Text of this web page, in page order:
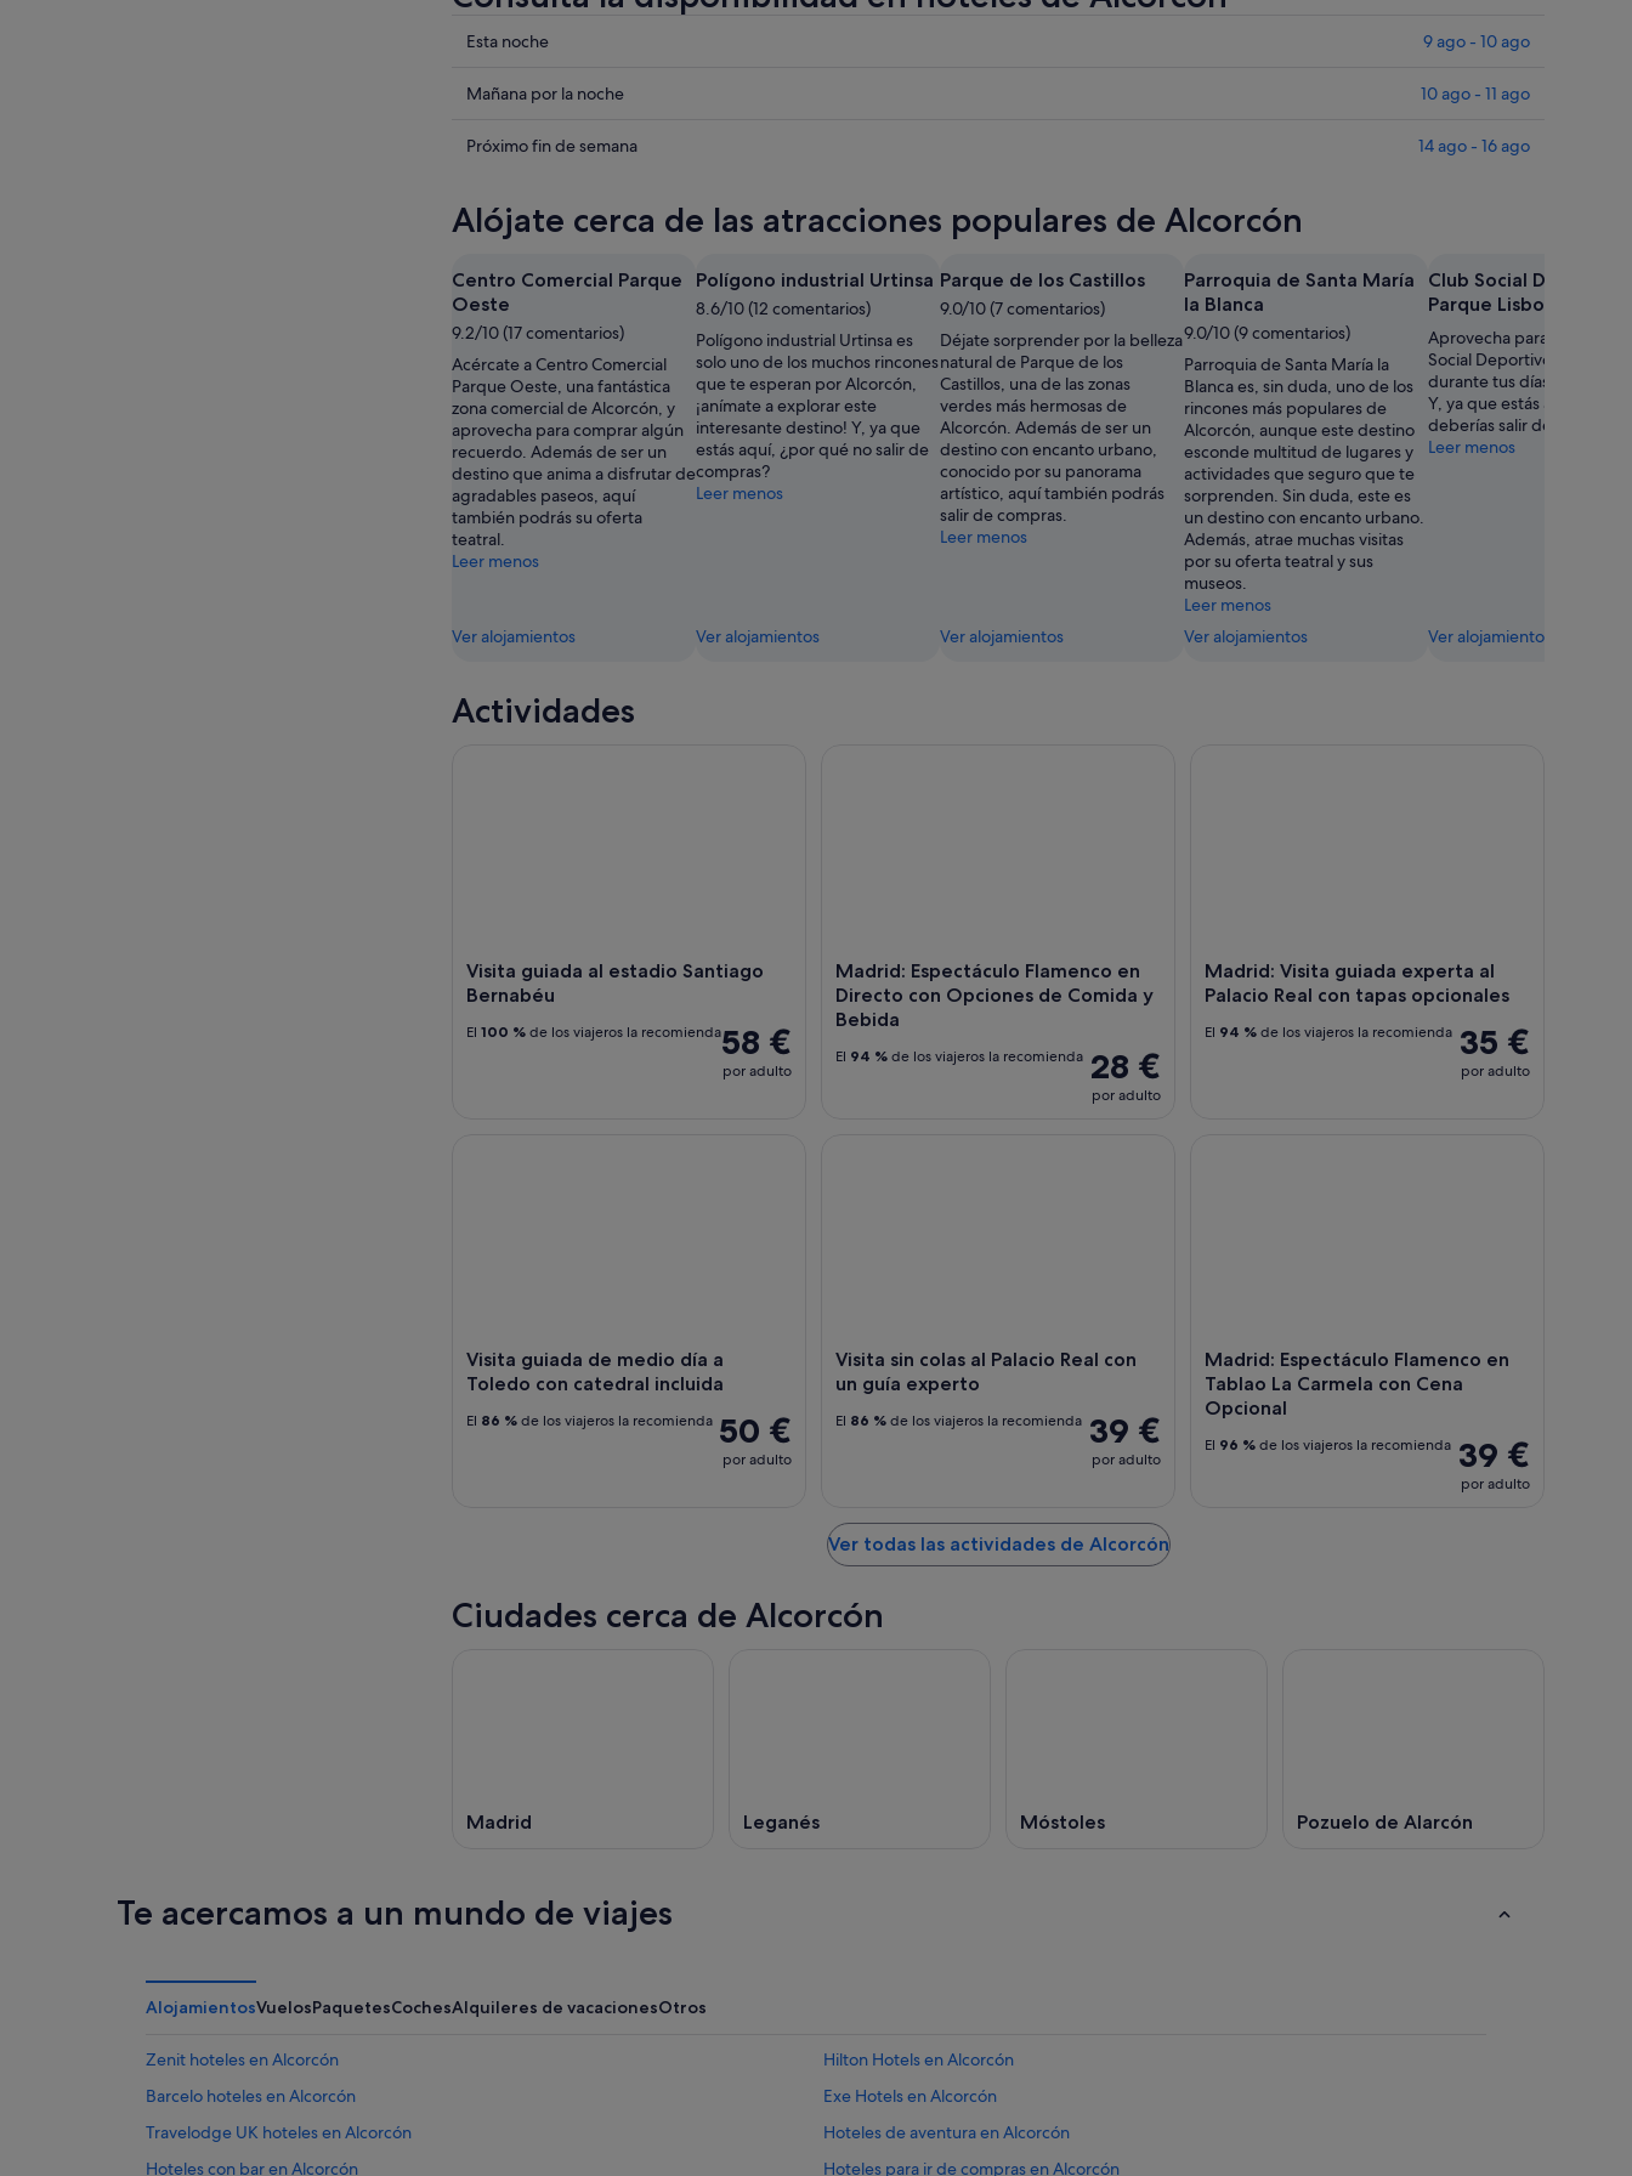
Comprueba
precios
Alcorcón
noche,
ago
-
10
ago
Esta noche 9 ago - 10 ago
Comprueba
precios
para
mañana
por
la
noche,
ago
-
11
ago
Mañana por la noche 10 ago - 11 ago
Comprueba
en
para
el
próximo
de
semana,
14
ago
-
16
ago
Próximo fin de semana 14 ago - 16 ago
Alójate cerca de las atracciones populares de Alcorcón
Centro Comercial Parque
Oeste
9.2/10 (17 comentarios)
Acércate a Centro Comercial
Parque Oeste, una fantástica
zona comercial de Alcorcón, y
aprovecha para comprar algún
recuerdo. Además de ser un
destino que anima a disfrutar de
agradables paseos, aquí
también podrás su oferta
teatral.
Leer menos
Ver alojamientos
Polígono industrial Urtinsa
8.6/10 (12 comentarios)
Polígono industrial Urtinsa es
solo uno de los muchos rincones
que te esperan por Alcorcón,
¡anímate a explorar este
interesante destino! Y, ya que
estás aquí, ¿por qué no salir de
compras?
Leer menos
Ver alojamientos
Parque de los Castillos
9.0/10 (7 comentarios)
Déjate sorprender por la belleza
natural de Parque de los
Castillos, una de las zonas
verdes más hermosas de
Alcorcón. Además de ser un
destino con encanto urbano,
conocido por su panorama
artístico, aquí también podrás
salir de compras.
Leer menos
Ver alojamientos
Parroquia de Santa María
la Blanca
9.0/10 (9 comentarios)
Parroquia de Santa María la
Blanca es, sin duda, uno de los
rincones más populares de
Alcorcón, aunque este destino
esconde multitud de lugares y
actividades que seguro que te
sorprenden. Sin duda, este es
un destino con encanto urbano.
Además, atrae muchas visitas
por su oferta teatral y sus
museos.
Leer menos
Ver alojamientos
Club Social Deportivo
Parque Lisboa
Aprovecha para visitar
Social Deportivo Parque
durante tus días por
Y, ya que estás aquí,
deberías salir de compras.
Leer menos
Ver alojamientos
Actividades
Visita guiada al estadio Santiago
Bernabéu
58 €
por adulto
El 100 % de los viajeros la recomienda
Madrid: Espectáculo Flamenco en
Directo con Opciones de Comida y
Bebida
28 €
por adulto
El 94 % de los viajeros la recomienda
Madrid: Visita guiada experta al
Palacio Real con tapas opcionales
35 €
por adulto
El 94 % de los viajeros la recomienda
Visita guiada de medio día a
Toledo con catedral incluida
50 €
por adulto
El 86 % de los viajeros la recomienda
Visita sin colas al Palacio Real con
un guía experto
39 €
por adulto
El 86 % de los viajeros la recomienda
Madrid: Espectáculo Flamenco en
Tablao La Carmela con Cena
Opcional
39 €
por adulto
El 96 % de los viajeros la recomienda
Ver todas las actividades de Alcorcón
Ciudades cerca de Alcorcón
Madrid Leganés Móstoles Pozuelo de Alarcón
Te acercamos a un mundo de viajes
AlojamientosVuelosPaquetesCochesAlquileres de vacacionesOtros
Zenit hoteles en Alcorcón
Hilton Hotels en Alcorcón
Barcelo hoteles en Alcorcón
Exe Hotels en Alcorcón
Travelodge UK hoteles en Alcorcón
Hoteles de aventura en Alcorcón
Hoteles con bar en Alcorcón
Hoteles para ir de compras en Alcorcón